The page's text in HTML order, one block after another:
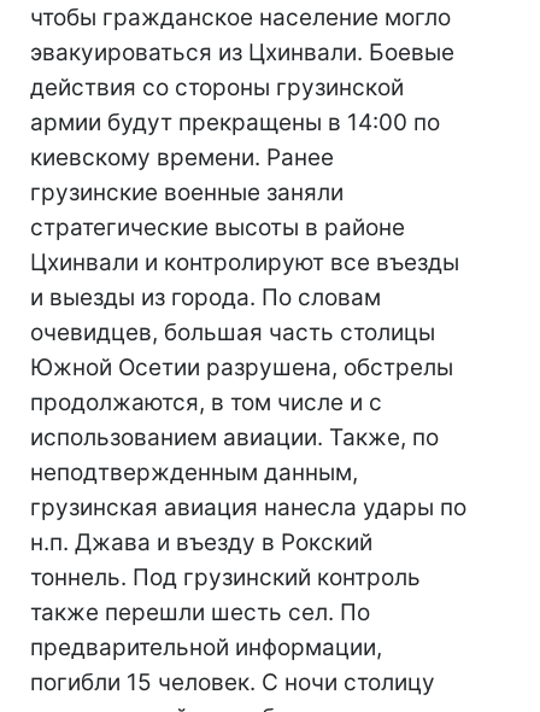
чтобы гражданское население могло
эвакуироваться из Цхинвали. Боевые
действия со стороны грузинской
армии будут прекращены в 14:00 по
киевскому времени. Ранее
грузинские военные заняли
стратегические высоты в районе
Цхинвали и контролируют все въезды
и выезды из города. По словам
очевидцев, большая часть столицы
Южной Осетии разрушена, обстрелы
продолжаются, в том числе и с
использованием авиации. Также, по
неподтвержденным данным,
грузинская авиация нанесла удары по
н.п. Джава и въезду в Рокский
тоннель. Под грузинский контроль
также перешли шесть сел. По
предварительной информации,
погибли 15 человек. С ночи столицу